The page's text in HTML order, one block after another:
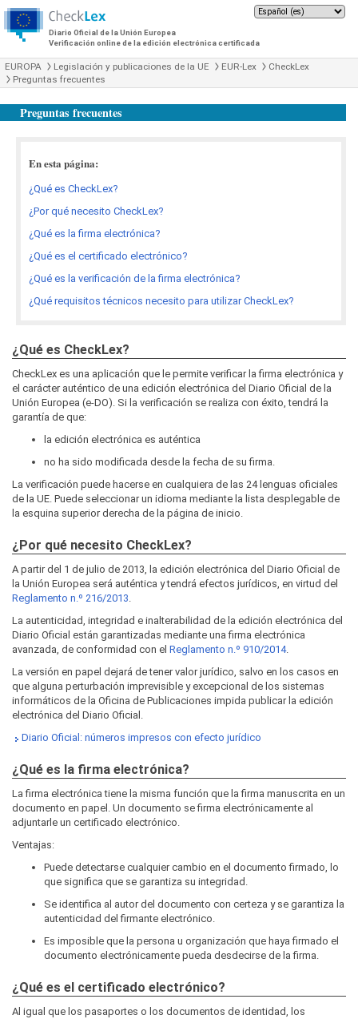
Diario Oficial de la Unión Europea
Verificación online de la edición electrónica certificada
EUROPA Legislación y publicaciones de la UE EUR-Lex
CheckLex
Preguntas frecuentes
Preguntas frecuentes
En esta página:
¿Qué es CheckLex?
¿Por qué necesito CheckLex?
¿Qué es la firma electrónica?
¿Qué es el certificado electrónico?
¿Qué es la verificación de la firma electrónica?
¿Qué requisitos técnicos necesito para utilizar CheckLex?
¿Qué es CheckLex?
CheckLex es una aplicación que le permite verificar la firma electrónica y
el carácter auténtico de una edición electrónica del Diario Oficial de la
Unión Europea (e-DO). Si la verificación se realiza con éxito, tendrá la
garantía de que:
la edición electrónica es auténtica
no ha sido modificada desde la fecha de su firma.
La verificación puede hacerse en cualquiera de las 24 lenguas oficiales
de la UE. Puede seleccionar un idioma mediante la lista desplegable de
la esquina superior derecha de la página de inicio.
¿Por qué necesito CheckLex?
A partir del 1 de julio de 2013, la edición electrónica del Diario Oficial de
la Unión Europea será auténtica y tendrá efectos jurídicos, en virtud del
Reglamento n.º 216/2013.
La autenticidad, integridad e inalterabilidad de la edición electrónica del
Diario Oficial están garantizadas mediante una firma electrónica
avanzada, de conformidad con el Reglamento n.º 910/2014.
La versión en papel dejará de tener valor jurídico, salvo en los casos en
que alguna perturbación imprevisible y excepcional de los sistemas
informáticos de la Oficina de Publicaciones impida publicar la edición
electrónica del Diario Oficial.
Diario Oficial: números impresos con efecto jurídico
¿Qué es la firma electrónica?
La firma electrónica tiene la misma función que la firma manuscrita en un
documento en papel. Un documento se firma electrónicamente al
adjuntarle un certificado electrónico.
Ventajas:
Puede detectarse cualquier cambio en el documento firmado, lo
que significa que se garantiza su integridad.
Se identifica al autor del documento con certeza y se garantiza la
autenticidad del firmante electrónico.
Es imposible que la persona u organización que haya firmado el
documento electrónicamente pueda desdecirse de la firma.
¿Qué es el certificado electrónico?
Al igual que los pasaportes o los documentos de identidad, los